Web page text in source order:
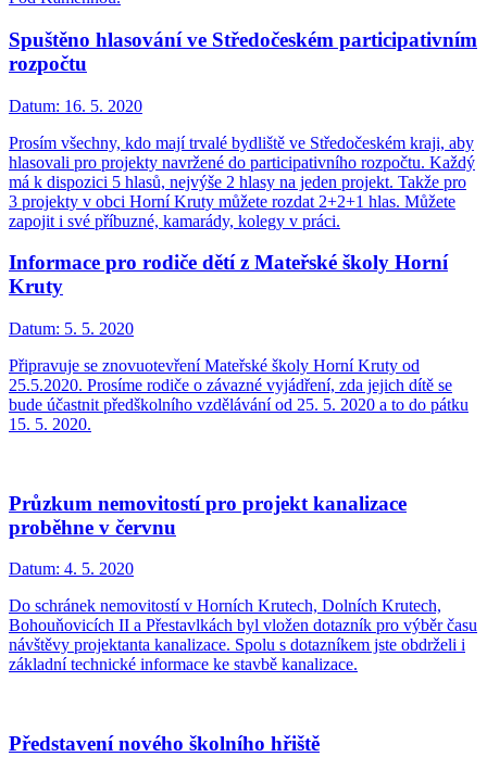
Spuštěno hlasování ve Středočeském participativním
rozpočtu
Datum: 16. 5. 2020
Prosím všechny, kdo mají trvalé bydliště ve Středočeském kraji, aby
hlasovali pro projekty navržené do participativního rozpočtu. Každý
má k dispozici 5 hlasů, nejvýše 2 hlasy na jeden projekt. Takže pro
3 projekty v obci Horní Kruty můžete rozdat 2+2+1 hlas. Můžete
zapojit i své příbuzné, kamarády, kolegy v práci.
Informace pro rodiče dětí z Mateřské školy Horní
Kruty
Datum: 5. 5. 2020
Připravuje se znovuotevření Mateřské školy Horní Kruty od
25.5.2020. Prosíme rodiče o závazné vyjádření, zda jejich dítě se
bude účastnit předškolního vzdělávání od 25. 5. 2020 a to do pátku
15. 5. 2020.
Průzkum nemovitostí pro projekt kanalizace
proběhne v červnu
Datum: 4. 5. 2020
Do schránek nemovitostí v Horních Krutech, Dolních Krutech,
Bohouňovicích II a Přestavlkách byl vložen dotazník pro výběr času
návštěvy projektanta kanalizace. Spolu s dotazníkem jste obdrželi i
základní technické informace ke stavbě kanalizace.
Představení nového školního hřiště